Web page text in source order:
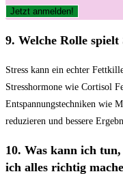
9. Welche Rolle spielt
Stress kann ein echter
Stresshormone wie Cortisol
Entspannungstechniken⁤ wie
reduzieren ⁣und bessere
10. Was kann ich
ich alles richtig